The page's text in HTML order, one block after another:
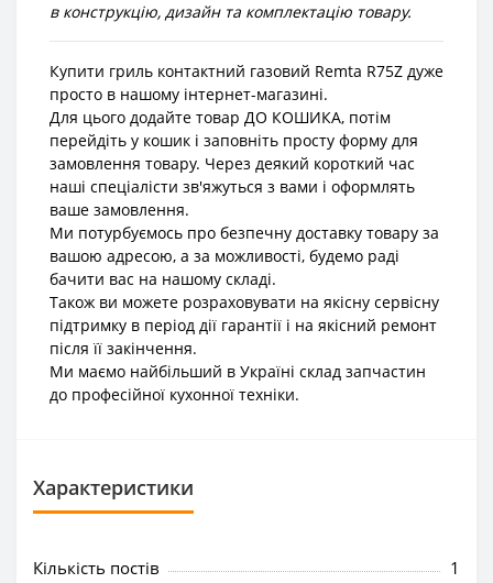
в конструкцію, дизайн та комплектацію товару.
Купити гриль контактний газовий Remta R75Z дуже
просто в нашому інтернет-магазині.
Для цього додайте товар ДО КОШИКА, потім
перейдіть у кошик і заповніть просту форму для
замовлення товару. Через деякий короткий час
наші спеціалісти зв'яжуться з вами і оформлять
ваше замовлення.
Ми потурбуємось про безпечну доставку товару за
вашою адресою, а за можливості, будемо раді
бачити вас на нашому складі.
Також ви можете розраховувати на якісну сервісну
підтримку в період дії гарантії і на якісний ремонт
після її закінчення.
Ми маємо найбільший в Україні склад запчастин
до професійної кухонної техніки.
Характеристики
Кількість постів
1